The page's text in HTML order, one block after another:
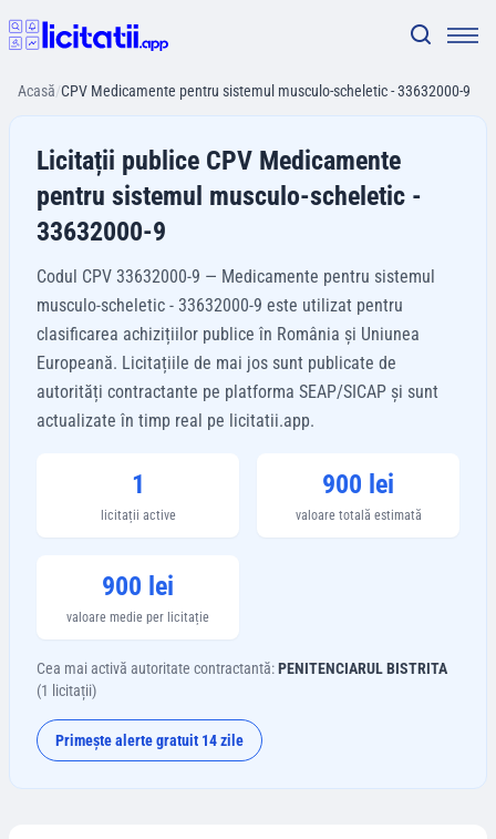
Acasă/CPV Medicamente pentru sistemul musculo-scheletic - 33632000-9
Licitații publice CPV Medicamente
pentru sistemul musculo-scheletic -
33632000-9
Codul CPV 33632000-9 — Medicamente pentru sistemul
musculo-scheletic - 33632000-9 este utilizat pentru
clasificarea achizițiilor publice în România și Uniunea
Europeană. Licitațiile de mai jos sunt publicate de
autorități contractante pe platforma SEAP/SICAP și sunt
actualizate în timp real pe licitatii.app.
1
licitații active
900 lei
valoare totală estimată
900 lei
valoare medie per licitație
Cea mai activă autoritate contractantă:PENITENCIARUL BISTRITA
(1 licitații)
Primește alerte gratuit 14 zile